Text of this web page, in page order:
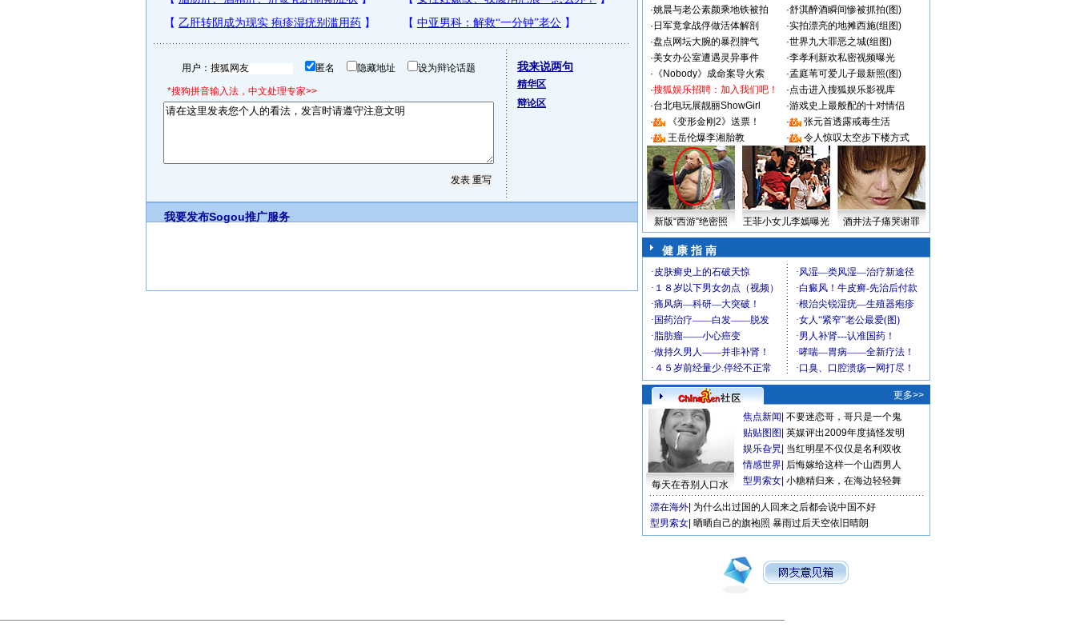
用户： 匿名 隐藏地址 设为辩论话题
*搜狗拼音输入法，中文处理专家>>
我来说两句
精华区
辩论区
我要发布Sogou推广服务
·姚晨与老公素颜乘地铁被拍 ·舒淇醉酒瞬间惨被抓拍(图)
· 日军竟拿战俘做活体解剖 ·实拍漂亮的地摊西施(组图)
·盘点网坛大腕的暴烈脾气 ·世界九大罪恶之城(组图)
·美女办公室遭遇灵异事件 ·李孝利新欢私密视频曝光
· 《Nobody》成命案导火索 ·孟庭苇可爱儿子最新照(图)
·搜狐娱乐招聘：加入我们吧！ ·点击进入搜狐娱乐影视库
·台北电玩展靓丽ShowGirl ·游戏史上最般配的十对情侣
·
《变形金刚2》送票！ ·
张元首透露戒毒生活
·
王岳伦爆李湘胎教 · 令人惊叹太空步下楼方式
新版“西游”绝密照 王菲小女儿李嫣曝光 酒井法子痛哭谢罪
健 康 指 南
更多>>
每天在吞别人口水
焦点新闻 不要迷恋哥，哥只是一个鬼
贴贴图图 英媒评出2009年度搞怪发明
娱乐旮旯 当红明星不仅仅是名利双收
情感世界 后悔嫁给这样一个山西男人
型男索女 小糖精归来，在海边轻轻舞
漂在海外 为什么出过国的人回来之后都会说中国不好
型男索女 晒晒自己的旗袍照 暴雨过后天空依旧晴朗